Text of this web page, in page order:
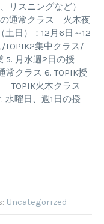
リスニングなど） –
通常クラス – 火木夜
土日）：12月6日～12
TOPIK2集中クラス/
5. 月水週2日の授
常クラス 6. TOPIK授
TOPIK火木クラス –
水曜日、週1日の授
Uncategorized